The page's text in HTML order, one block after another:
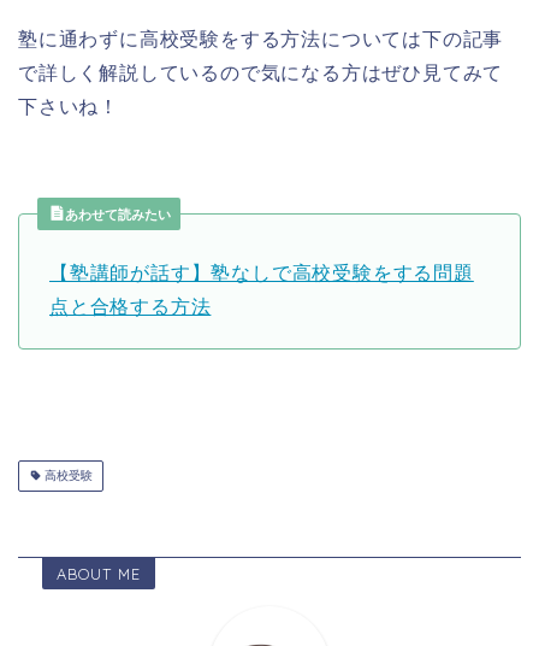
塾に通わずに高校受験をする方法については下の記事
で詳しく解説しているので気になる方はぜひ見てみて
下さいね！
あわせて読みたい
【塾講師が話す】塾なしで高校受験をする問題
点と合格する方法
高校受験
ABOUT ME